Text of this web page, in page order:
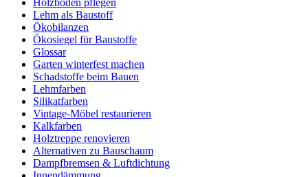
Holzboden pflegen
Lehm als Baustoff
Ökobilanzen
Ökosiegel für Baustoffe
Glossar
Garten winterfest machen
Schadstoffe beim Bauen
Lehmfarben
Silikatfarben
Vintage-Möbel restaurieren
Kalkfarben
Holztreppe renovieren
Alternativen zu Bauschaum
Dampfbremsen & Luftdichtung